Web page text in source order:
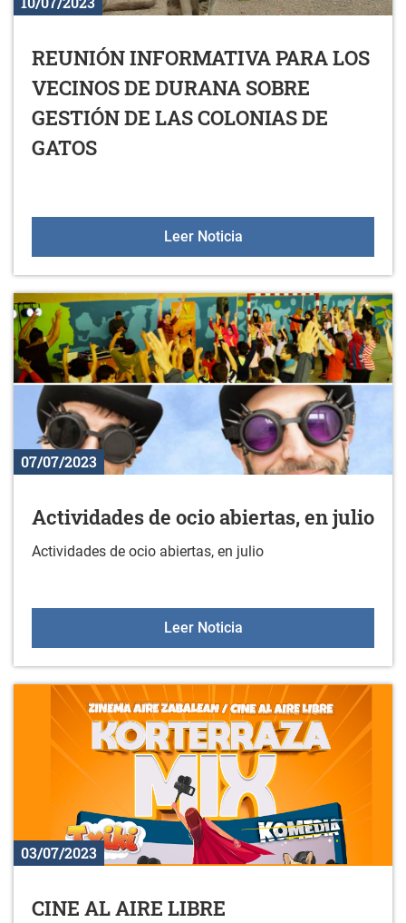
REUNIÓN INFORMATIVA PARA LOS
VECINOS DE DURANA SOBRE
GESTIÓN DE LAS COLONIAS DE
GATOS
Leer NoticiaREUNIÓN INFORMATIVA
07/07/2023
Actividades de ocio abiertas, en julio
Actividades de ocio abiertas, en julio
Leer NoticiaActividades de ocio
03/07/2023
CINE AL AIRE LIBRE